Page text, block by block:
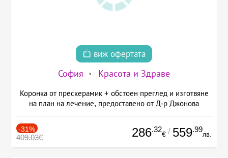
виж офертата
София Красота и Здраве
Коронка от прескерамик + обстоен преглед и изготвяне
на план на лечение, предоставено от Д-р Джонова
-31%
409.03€ 286.32
€ / 559.99
лв.